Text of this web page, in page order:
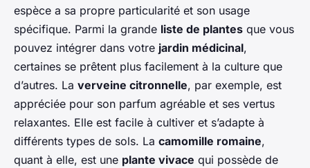
espèce a sa propre particularité et son usage
spécifique. Parmi la grande liste de plantes que vous
pouvez intégrer dans votre jardin médicinal,
certaines se prêtent plus facilement à la culture que
d’autres. La verveine citronnelle, par exemple, est
appréciée pour son parfum agréable et ses vertus
relaxantes. Elle est facile à cultiver et s’adapte à
différents types de sols. La camomille romaine,
quant à elle, est une plante vivace qui possède de